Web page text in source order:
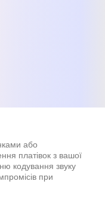
або
платівок з вашої
кодування звуку
при